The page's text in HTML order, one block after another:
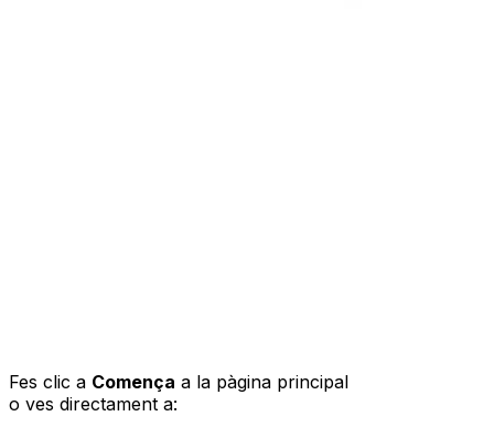
Fes clic a Comença a la pàgina principal
o ves directament a: